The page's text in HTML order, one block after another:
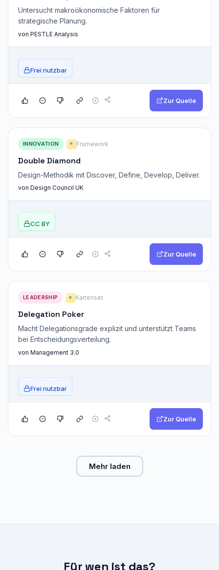
Untersucht makroökonomische Faktoren für
strategische Planung.
von PESTLE Analysis
Frei nutzbar
Zur Quelle
INNOVATION ⭐ Framework
Double Diamond
Design-Methodik mit Discover, Define, Develop, Deliver.
von Design Council UK
CC BY
Zur Quelle
LEADERSHIP ⭐ Kartenset
Delegation Poker
Macht Delegationsgrade explizit und unterstützt Teams
bei Entscheidungsverteilung.
von Management 3.0
Frei nutzbar
Zur Quelle
Mehr laden
Für wen ist das?